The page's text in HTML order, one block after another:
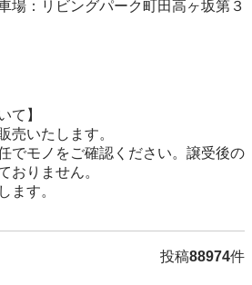
場：リビングパーク町田高ヶ坂第３
て】
売いたします。
でモノをご確認ください。譲受後の
おりません。
ます。
投稿88974件